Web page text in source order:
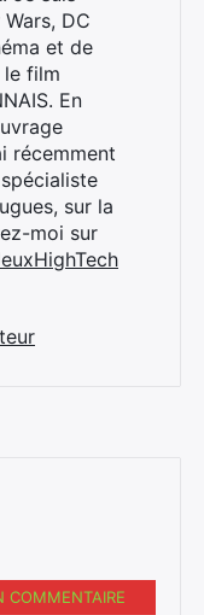
DC
et de
le film
En
récemment
sur la
moi sur
COMMENTAIRE